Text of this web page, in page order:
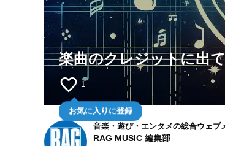
楽曲のクレジットに出
favorite_border 1
お気に入りに登録
音楽・遊び・エンタメの総合ウェブ
RAG MUSIC 編集部